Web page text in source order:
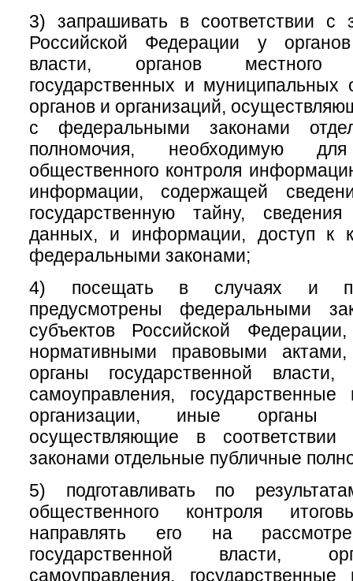
3) запрашивать в соответствии с
Российской Федерации у органов
власти, органов местного
государственных и муниципальных
органов и организаций,
с федеральными законами
полномочия, необходимую для
общественного контроля
информации, содержащей
государственную тайну,
данных, и информации, доступ к
федеральными законами;
4) посещать в случаях и
предусмотрены федеральными
субъектов Российской
нормативными правовыми актами,
органы государственной
самоуправления,
организации, иные органы
осуществляющие в
законами отдельные публичные
5) подготавливать по
общественного контроля
направлять его на
государственной власти,
самоуправления,